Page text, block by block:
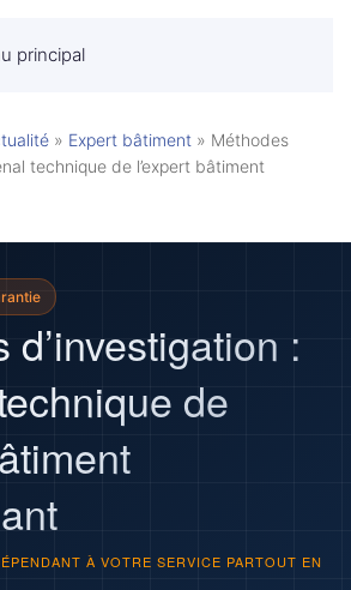
principalMENU
» Expert bâtiment » Méthodes
technique de l’expert bâtiment
d’investigation :
de
À VOTRE SERVICE PARTOUT EN